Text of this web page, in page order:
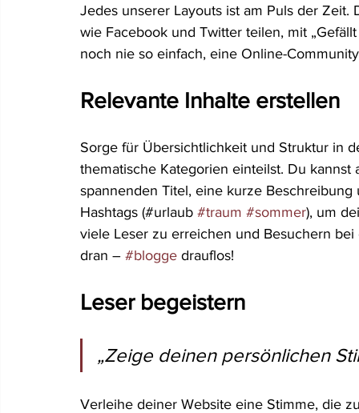
Jedes unserer Layouts ist am Puls der
wie Facebook und Twitter teilen, mit
noch nie so einfach, eine Online-
Relevante Inhalte erstellen
Sorge für Übersichtlichkeit und Struktur in
thematische Kategorien einteilst. Du
spannenden Titel, eine kurze
Hashtags (#urlaub #traum #sommer), um
viele Leser zu erreichen und Besuchern
dran – #blogge drauflos!
Leser begeistern
„Zeige deinen persönlichen
Verleihe deiner Website eine Stimme, die